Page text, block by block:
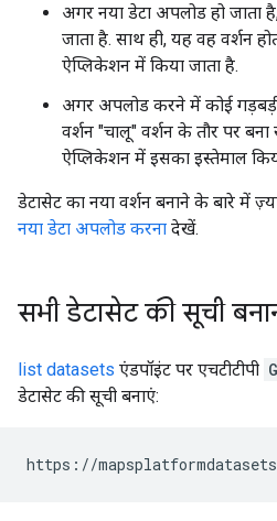
अगर नया डेटा अपलोड हो जाता
जाता है. साथ ही, यह वह वर्शन
ऐप्लिकेशन में किया जाता है.
अगर अपलोड करने में कोई गड़बड़ी
वर्शन "चालू" वर्शन के तौर पर
ऐप्लिकेशन में इसका इस्तेमाल
डेटासेट का नया वर्शन बनाने के बारे में
नया डेटा अपलोड करना देखें.
सभी डेटासेट की सूची
list datasets एंडपॉइंट पर एचटीटीपी
डेटासेट की सूची बनाएं:
https://